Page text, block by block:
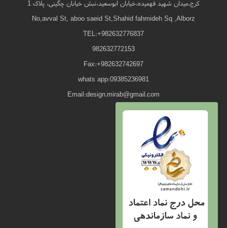
کرج،میدان شهید فهمیده،خیابان ابوسعید،نبش خیابان چگینی، پلاک 1
No,avval St, aboo saeid St,Shahid fahmideh Sq ,Alborz
TEL:+982632776837
982632772153
Fax:+982632742697
whats app:09385236981
Email:design.mirab@gmail.com